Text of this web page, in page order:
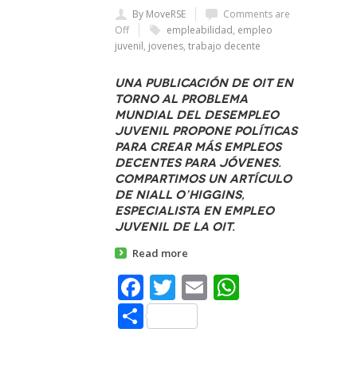
By MoveRSE
Comments are
Off
empleabilidad, empleo
juvenil, jovenes, trabajo decente
Una publicación de OIT en
torno al problema
mundial del desempleo
juvenil propone políticas
para crear más empleos
decentes para jóvenes.
Compartimos un artículo
de Niall O’Higgins,
Especialista en Empleo
Juvenil de la OIT.
Read more
Facebook
Twitter
Email
Share